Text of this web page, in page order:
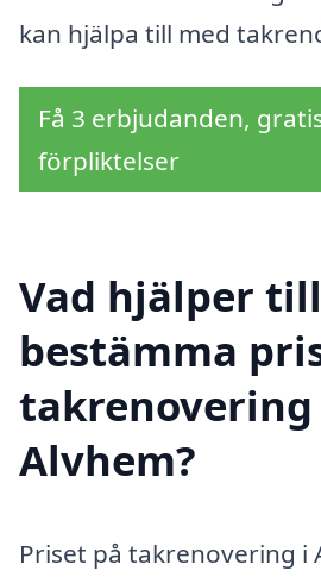
kan hjälpa till med
Få 3 erbjudanden,
förpliktelser
Vad hjälper
bestämma
takrenovering
Alvhem?
Priset på takrenovering i